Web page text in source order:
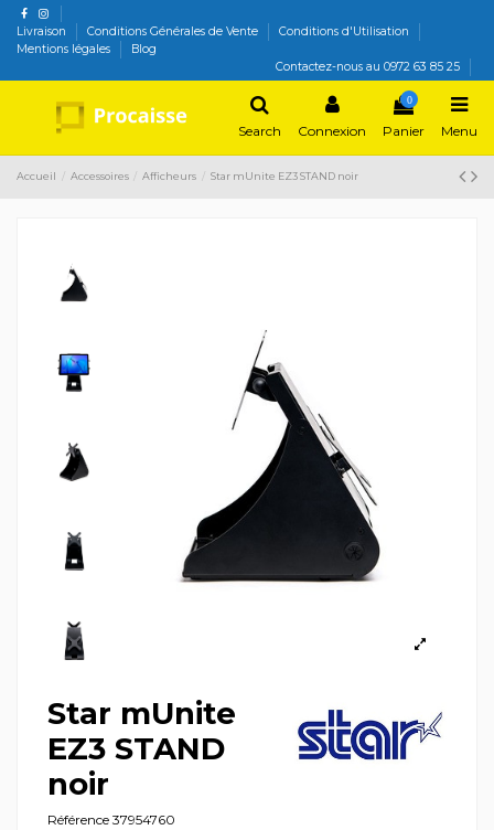
Livraison Conditions Générales de Vente
Conditions d'Utilisation
Mentions légales
Blog
Contactez-nous au 0972 63 85 25
Search Connexion
0
Panier Menu
Accueil Accessoires Afficheurs Star mUnite EZ3 STAND noir
Star mUnite
EZ3 STAND
noir
Référence 37954760